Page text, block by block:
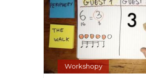
Workshopy